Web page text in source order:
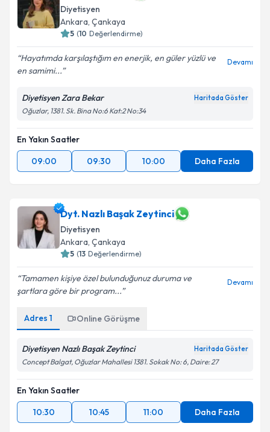
Diyetisyen
Ankara, Çankaya
5 (10 Değerlendirme)
Hayatımda karşılaştığım en enerjik, en güler yüzlü ve
en samimi...
Devamı
Diyetisyen Zara Bekar Haritada Göster
Oğuzlar, 1381. Sk. Bina No:6 Kat:2 No:34
En Yakın Saatler
09:00
09:30 10:00 Daha Fazla
Dyt. Nazlı Başak Zeytinci
Diyetisyen
Ankara, Çankaya
5 (13 Değerlendirme)
Tamamen kişiye özel bulunduğunuz duruma ve
şartlara göre bir program...
Devamı
Adres 1 Online Görüşme
Diyetisyen Nazlı Başak Zeytinci Haritada Göster
Concept Balgat, Oğuzlar Mahallesi 1381. Sokak No: 6, Daire: 27
En Yakın Saatler
10:30
10:45 11:00 Daha Fazla